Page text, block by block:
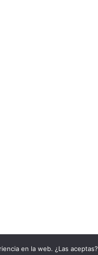
en la web. ¿Las aceptas?